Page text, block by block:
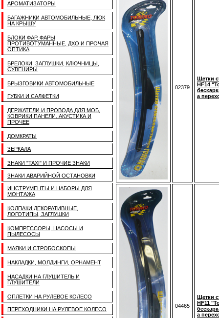
АРОМАТИЗАТОРЫ
БАГАЖНИКИ АВТОМОБИЛЬНЫЕ, ЛЮК
НА КРЫШУ
БЛОКИ ФАР, ФАРЫ
ПРОТИВОТУМАННЫЕ, ДХО И ПРОЧАЯ
ОПТИКА
БРЕЛОКИ, ЗАГЛУШКИ, КЛЮЧНИЦЫ,
СУВЕНИРЫ
БРЫЗГОВИКИ АВТОМОБИЛЬНЫЕ
ГУБКИ И САЛФЕТКИ
ДЕРЖАТЕЛИ И ПРОВОДА ДЛЯ МОБ,
КОВРИКИ ПАНЕЛИ, АКУСТИКА И
ПРОЧЕЕ
ДОМКРАТЫ
ЗЕРКАЛА
ЗНАКИ "TAXI" И ПРОЧИЕ ЗНАКИ
ЗНАКИ АВАРИЙНОЙ ОСТАНОВКИ
ИНСТРУМЕНТЫ И НАБОРЫ ДЛЯ
МОНТАЖА
КОЛПАКИ ДЕКОРАТИВНЫЕ,
ЛОГОТИПЫ, ЗАГЛУШКИ
КОМПРЕССОРЫ, НАСОСЫ И
ПЫЛЕСОСЫ
МАЯКИ И СТРОБОСКОПЫ
НАКЛАДКИ, МОЛДИНГИ, ОРНАМЕНТ
НАСАДКИ НА ГЛУШИТЕЛЬ И
ГЛУШИТЕЛИ
ОПЛЕТКИ НА РУЛЕВОЕ КОЛЕСО
ПЕРЕХОДНИКИ НА РУЛЕВОЕ КОЛЕСО
02379
Щетки
HF14
а
04465
Щетки
HF11
а